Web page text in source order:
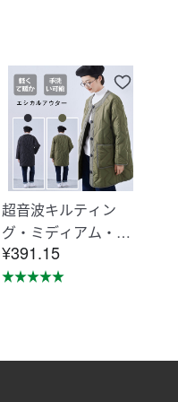
超音波キルティン
グ・ミディアム・ジ
ャケット・エシカル
アウター・コート K
¥391.15